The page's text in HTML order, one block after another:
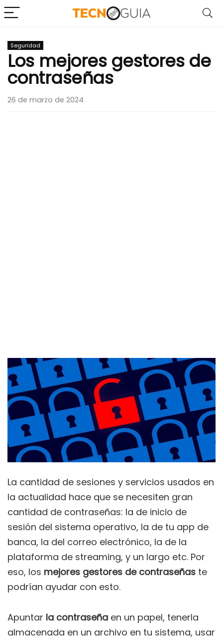
Seguridad
Los mejores gestores de
contraseñas
26 de marzo de 2024
La cantidad de sesiones y servicios usados en
la actualidad hace que se necesiten gran
cantidad de contraseñas: la de inicio de
sesión del sistema operativo, la de tu app de
banca, la del correo electrónico, la de la
plataforma de streaming, y un largo etc. Por
eso, los mejores gestores de contraseñas te
podrían ayudar con esto.
Apuntar la contraseña en un papel, tenerla
almacenada en un archivo en tu sistema, usar